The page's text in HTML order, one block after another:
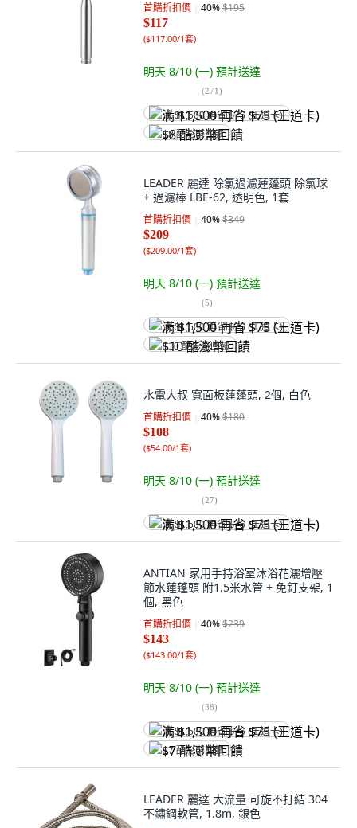
首購折扣價 40%$195
$117
($117.00/1套)
明天 8/10 (一) 預計送達
(271)
满 $1,500 再省 $75 (王道卡)
$8 酷澎幣回饋
LEADER 麗達 除氯過濾蓮蓬頭 除氯球
+ 過濾棒 LBE-62, 透明色, 1套
首購折扣價 40%$349
$209
($209.00/1套)
明天 8/10 (一) 預計送達
(5)
满 $1,500 再省 $75 (王道卡)
$10 酷澎幣回饋
水電大叔 寬面板蓮蓬頭, 2個, 白色
首購折扣價 40%$180
$108
($54.00/1套)
明天 8/10 (一) 預計送達
(27)
满 $1,500 再省 $75 (王道卡)
ANTIAN 家用手持浴室沐浴花灑增壓
節水蓮蓬頭 附1.5米水管 + 免釘支架, 1
個, 黑色
首購折扣價 40%$239
$143
($143.00/1套)
明天 8/10 (一) 預計送達
(38)
满 $1,500 再省 $75 (王道卡)
$7 酷澎幣回饋
LEADER 麗達 大流量 可旋不打結 304
不鏽鋼軟管, 1.8m, 銀色